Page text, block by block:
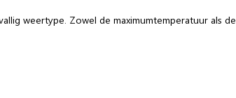
weertype. Zowel de maximumtemperatuur als de